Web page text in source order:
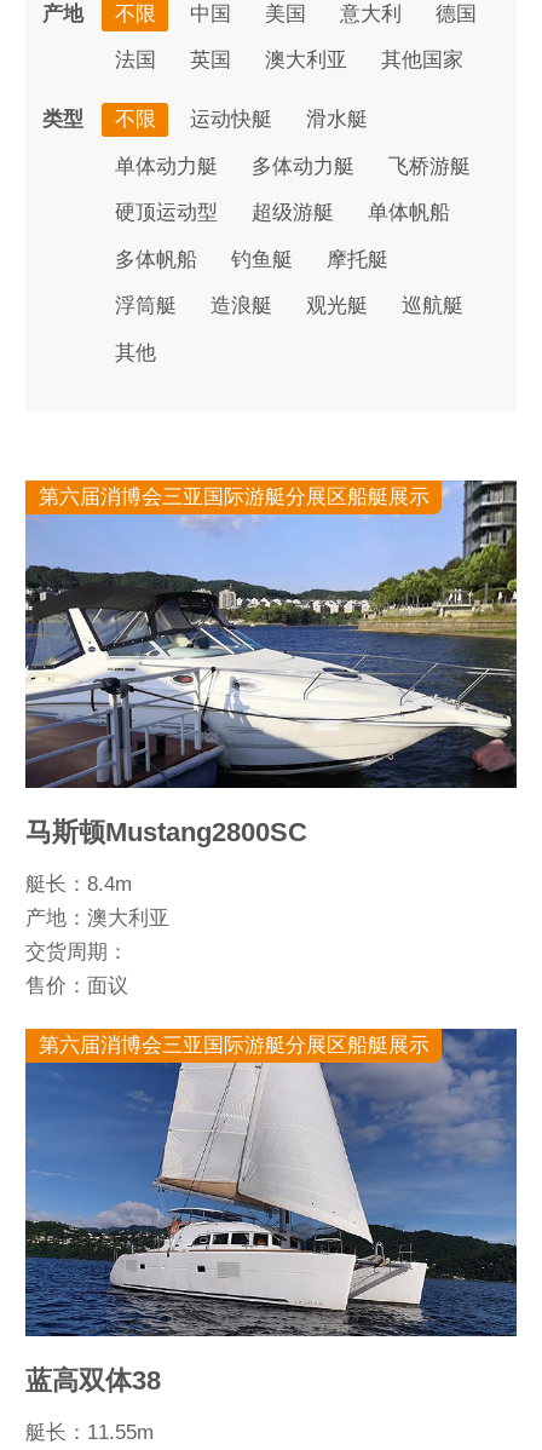
产地 不限 中国 美国 意大利 德国
法国 英国 澳大利亚 其他国家
类型 不限 运动快艇 滑水艇
单体动力艇 多体动力艇 飞桥游艇
硬顶运动型 超级游艇 单体帆船
多体帆船 钓鱼艇 摩托艇
浮筒艇 造浪艇 观光艇 巡航艇
其他
第六届消博会三亚国际游艇分展区船艇展示
马斯顿Mustang2800SC
艇长：8.4m
产地：澳大利亚
交货周期：
售价：面议
第六届消博会三亚国际游艇分展区船艇展示
蓝高双体38
艇长：11.55m